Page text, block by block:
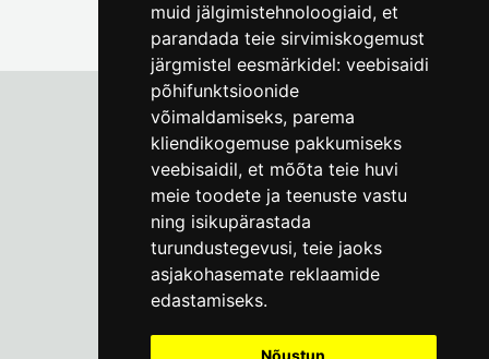
muid jälgimistehnoloogiaid, et
parandada teie sirvimiskogemust
järgmistel eesmärkidel: veebisaidi
põhifunktsioonide
võimaldamiseks, parema
kliendikogemuse pakkumiseks
veebisaidil, et mõõta teie huvi
meie toodete ja teenuste vastu
ning isikupärastada
turundustegevusi, teie jaoks
asjakohasemate reklaamide
edastamiseks.
Nõustun
Tallinna Linnamuuseum
Vene 17
E-R kell 9-17(+372) 610 4178
info@linnamuuseum.ee
Küpsisepoliitika